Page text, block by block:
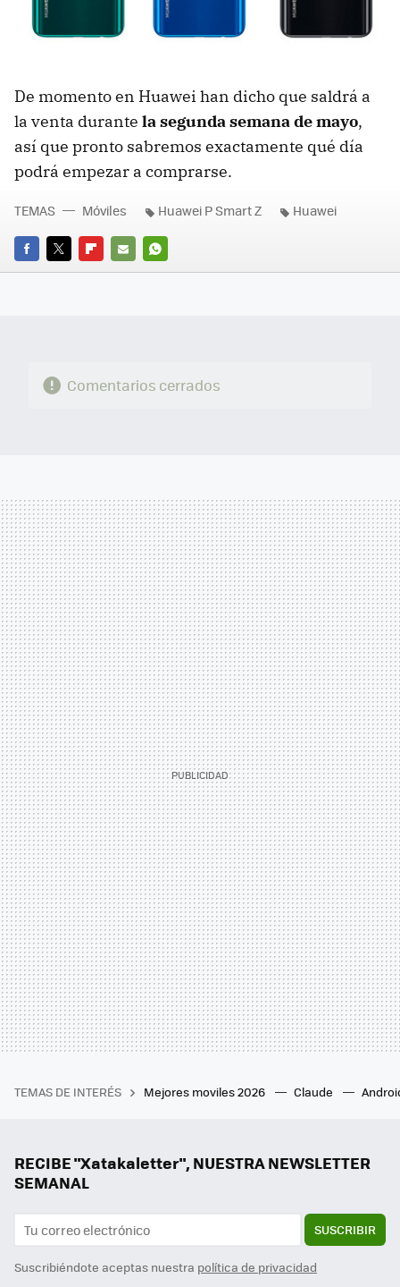
De momento en Huawei han dicho que saldrá a
la venta durante la segunda semana de mayo,
así que pronto sabremos exactamente qué día
podrá empezar a comprarse.
FACEBOOK
TWITTERFLIPBOARD
E-
WHATSAPP
TEMAS Móviles Huawei P Smart Z Huawei
Comentarios cerrados
TEMAS DE INTERÉS Mejores moviles 2026 Claude
RECIBE "Xatakaletter", NUESTRA NEWSLETTER
SEMANAL
SUSCRIBIR
Suscribiéndote aceptas nuestra política de privacidad